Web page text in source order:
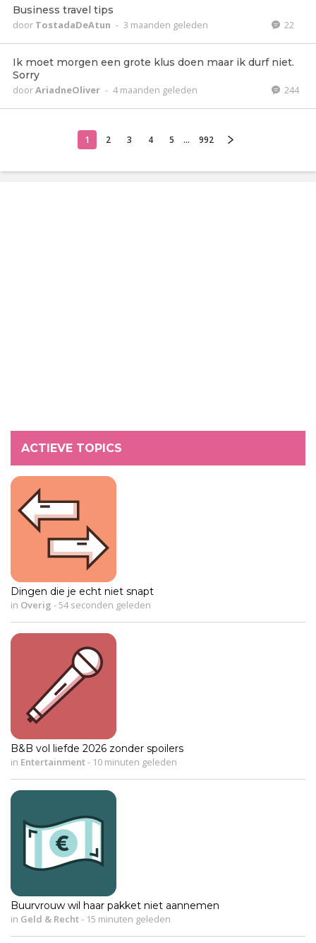
Business travel tips
door TostadaDeAtun - 3 maanden geleden 22
Ik moet morgen een grote klus doen maar ik durf niet.
Sorry
doorAriadneOliver - 4 maanden geleden 244
1 2 3 4 5 ... 992
ACTIEVE TOPICS
Dingen die je echt niet snapt
in Overig -54 seconden geleden
B&B vol liefde 2026 zonder spoilers
in Entertainment- 10 minuten geleden
Buurvrouw wil haar pakket niet aannemen
in Geld & Recht- 15 minuten geleden